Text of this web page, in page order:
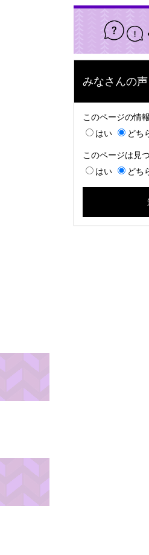
みなさんの
このページの情
はい
どち
このページは見
はい
どち